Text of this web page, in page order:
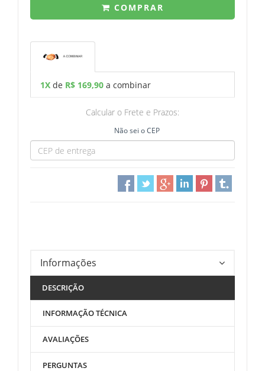
COMPRAR
1X de R$ 169,90 a combinar
Calcular o Frete e Prazos:
Não sei o CEP
Informações
DESCRIÇÃO
INFORMAÇÃO TÉCNICA
AVALIAÇÕES
PERGUNTAS